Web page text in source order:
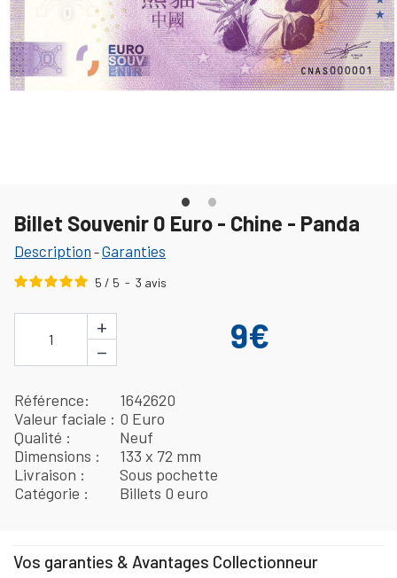
Billet Souvenir 0 Euro - Chine - Panda
Description -Garanties
5 / 5 - 3 avis
1
+
−
9€
Référence
1642620
Valeur faciale
0 Euro
Qualité
Neuf
Dimensions
133 x 72 mm
Livraison
Sous pochette
Catégorie
Billets 0 euro
Vos garanties & Avantages Collectionneur